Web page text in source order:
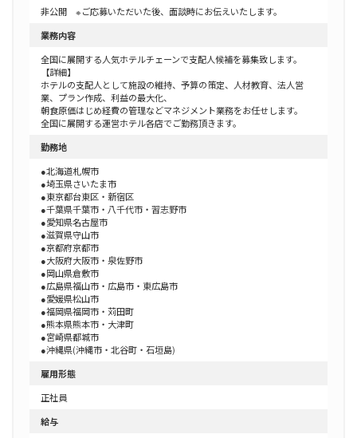
非公開 ※ご応募いただいた後、面談時にお伝えいたします。
業務内容
全国に展開する人気ホテルチェーンで支配人候補を募集致します。
【詳細】
ホテルの支配人として施設の維持、予算の策定、人材教育、法人営
業、プラン作成、利益の最大化、
朝食原価はじめ経費の管理などマネジメント業務をお任せします。
全国に展開する運営ホテル各店でご勤務頂きます。
勤務地
●北海道札幌市
●埼玉県さいたま市
●東京都台東区・新宿区
●千葉県千葉市・八千代市・習志野市
●愛知県名古屋市
●滋賀県守山市
●京都府京都市
●大阪府大阪市・泉佐野市
●岡山県倉敷市
●広島県福山市・広島市・東広島市
●愛媛県松山市
●福岡県福岡市・苅田町
●熊本県熊本市・大津町
●宮崎県都城市
●沖縄県(沖縄市・北谷町・石垣島)
雇用形態
正社員
給与